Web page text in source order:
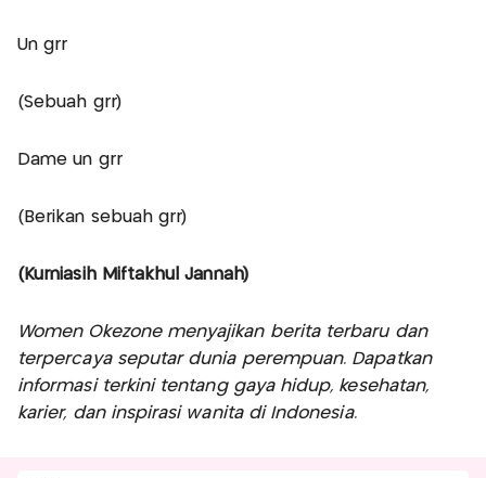
Un grr
(Sebuah grr)
Dame un grr
(Berikan sebuah grr)
(Kurniasih Miftakhul Jannah)
Women Okezone menyajikan berita terbaru dan
terpercaya seputar dunia perempuan. Dapatkan
informasi terkini tentang gaya hidup, kesehatan,
karier, dan inspirasi wanita di Indonesia.